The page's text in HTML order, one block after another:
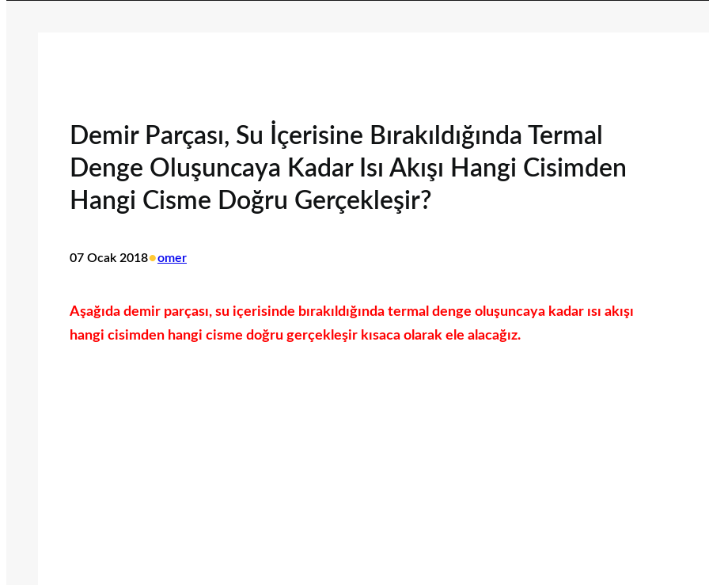
Demir Parçası, Su İçerisine Bırakıldığında Termal
Denge Oluşuncaya Kadar Isı Akışı Hangi Cisimden
Hangi Cisme Doğru Gerçekleşir?
07 Ocak 2018•omer
Aşağıda demir parçası, su içerisinde bırakıldığında termal denge oluşuncaya kadar ısı akışı
hangi cisimden hangi cisme doğru gerçekleşir kısaca olarak ele alacağız.